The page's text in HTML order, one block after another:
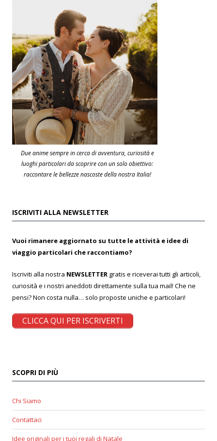
Due anime sempre in cerca di avventura, curiosità e
luoghi particolari da scoprire con un solo obiettivo:
raccontare le bellezze nascoste della nostra Italia!
ISCRIVITI ALLA NEWSLETTER
Vuoi rimanere aggiornato su tutte le attività e idee di
viaggio particolari che raccontiamo?
Iscriviti alla nostra NEWSLETTER gratis e riceverai tutti gli articoli,
curiosità e i nostri aneddoti direttamente sulla tua mail! Che ne
pensi? Non costa nulla… solo proposte uniche e particolari!
CLICCA QUI PER ISCRIVERTI
SCOPRI DI PIÙ
Chi Siamo
Contattaci
Idee originali per i tuoi regali di Natale